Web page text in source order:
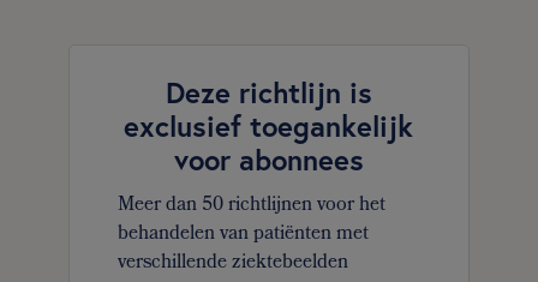
Deze richtlijn is
exclusief toegankelijk
voor abonnees
Meer dan 50 richtlijnen voor het
behandelen van patiënten met
verschillende ziektebeelden